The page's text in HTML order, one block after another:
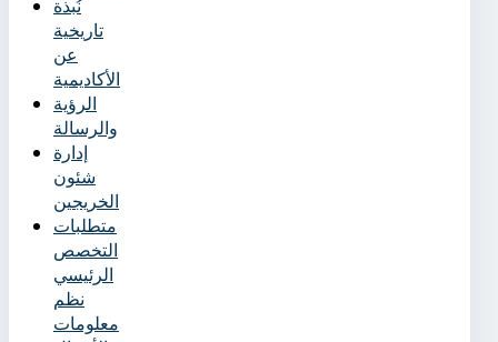
نُبذة
تاريخية
عن
الأكاديمية
الرؤية
والرسالة
إدارة
شئون
الخريجين
متطلبات
التخصص
الرئيسي
نظم
معلومات